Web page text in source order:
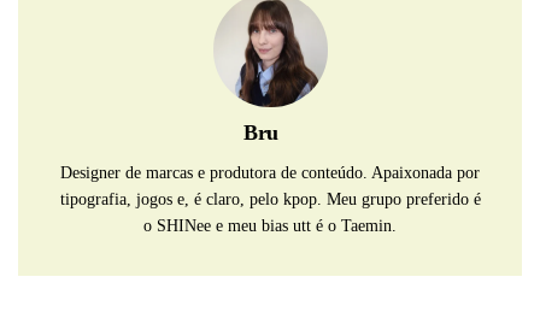
Bru
Designer de marcas e produtora de conteúdo. Apaixonada por
tipografia, jogos e, é claro, pelo kpop. Meu grupo preferido é
o SHINee e meu bias utt é o Taemin.